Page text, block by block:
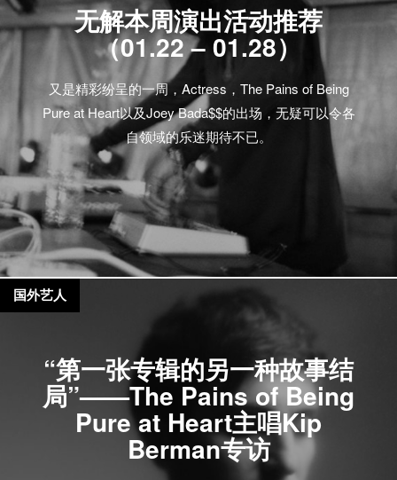
无解本周演出活动推荐
（01.22 – 01.28）
又是精彩纷呈的一周，Actress，The Pains of Being
Pure at Heart以及Joey Bada$$的出场，无疑可以令各
自领域的乐迷期待不已。
“第一张专辑的另一种故事结
局”——The Pains of Being
Pure at Heart主唱Kip
Berman专访
国外艺人